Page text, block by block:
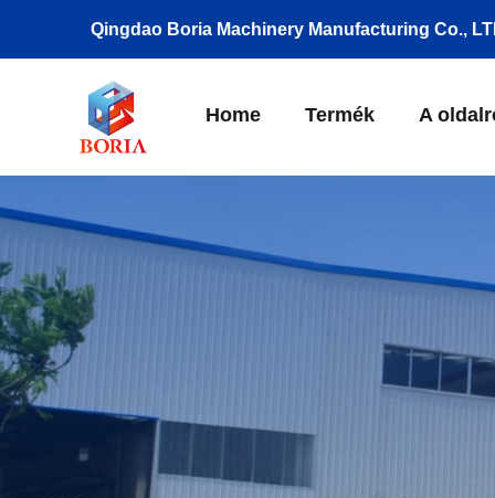
Qingdao Boria Machinery Manufacturing Co.,
Home Termék A